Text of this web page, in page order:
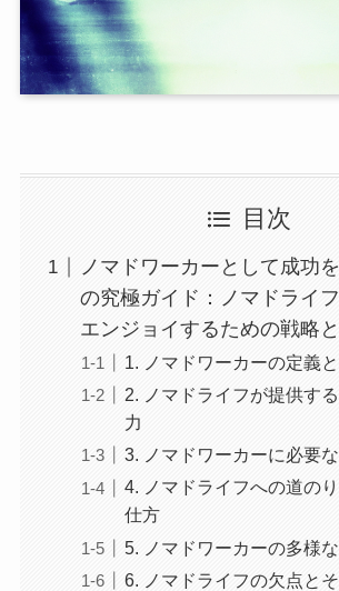
目次
ノマドワーカーとして成功
の究極ガイド：ノマドライ
エンジョイするための戦略
1. ノマドワーカーの定義
2. ノマドライフが提供す
力
3. ノマドワーカーに必要
4. ノマドライフへの道の
仕方
5. ノマドワーカーの多様
6. ノマドライフの欠点と